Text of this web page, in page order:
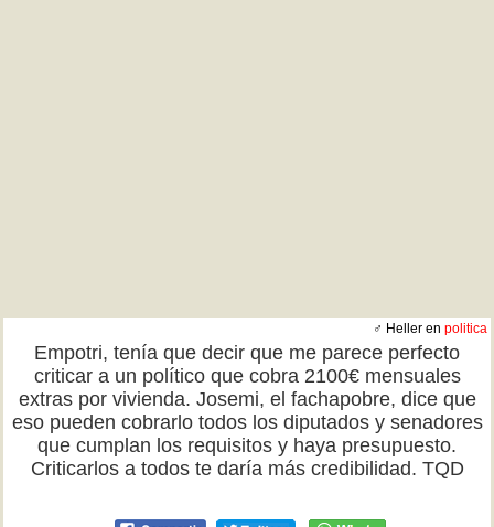
♂ Heller en politica
Empotri, tenía que decir que me parece perfecto
criticar a un político que cobra 2100€ mensuales
extras por vivienda. Josemi, el fachapobre, dice que
eso pueden cobrarlo todos los diputados y senadores
que cumplan los requisitos y haya presupuesto.
Criticarlos a todos te daría más credibilidad. TQD